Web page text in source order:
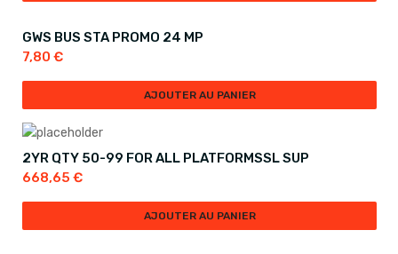
GWS BUS STA PROMO 24 MP
7,80 €
AJOUTER AU PANIER
2YR QTY 50-99 FOR ALL PLATFORMSSL SUP
668,65 €
AJOUTER AU PANIER